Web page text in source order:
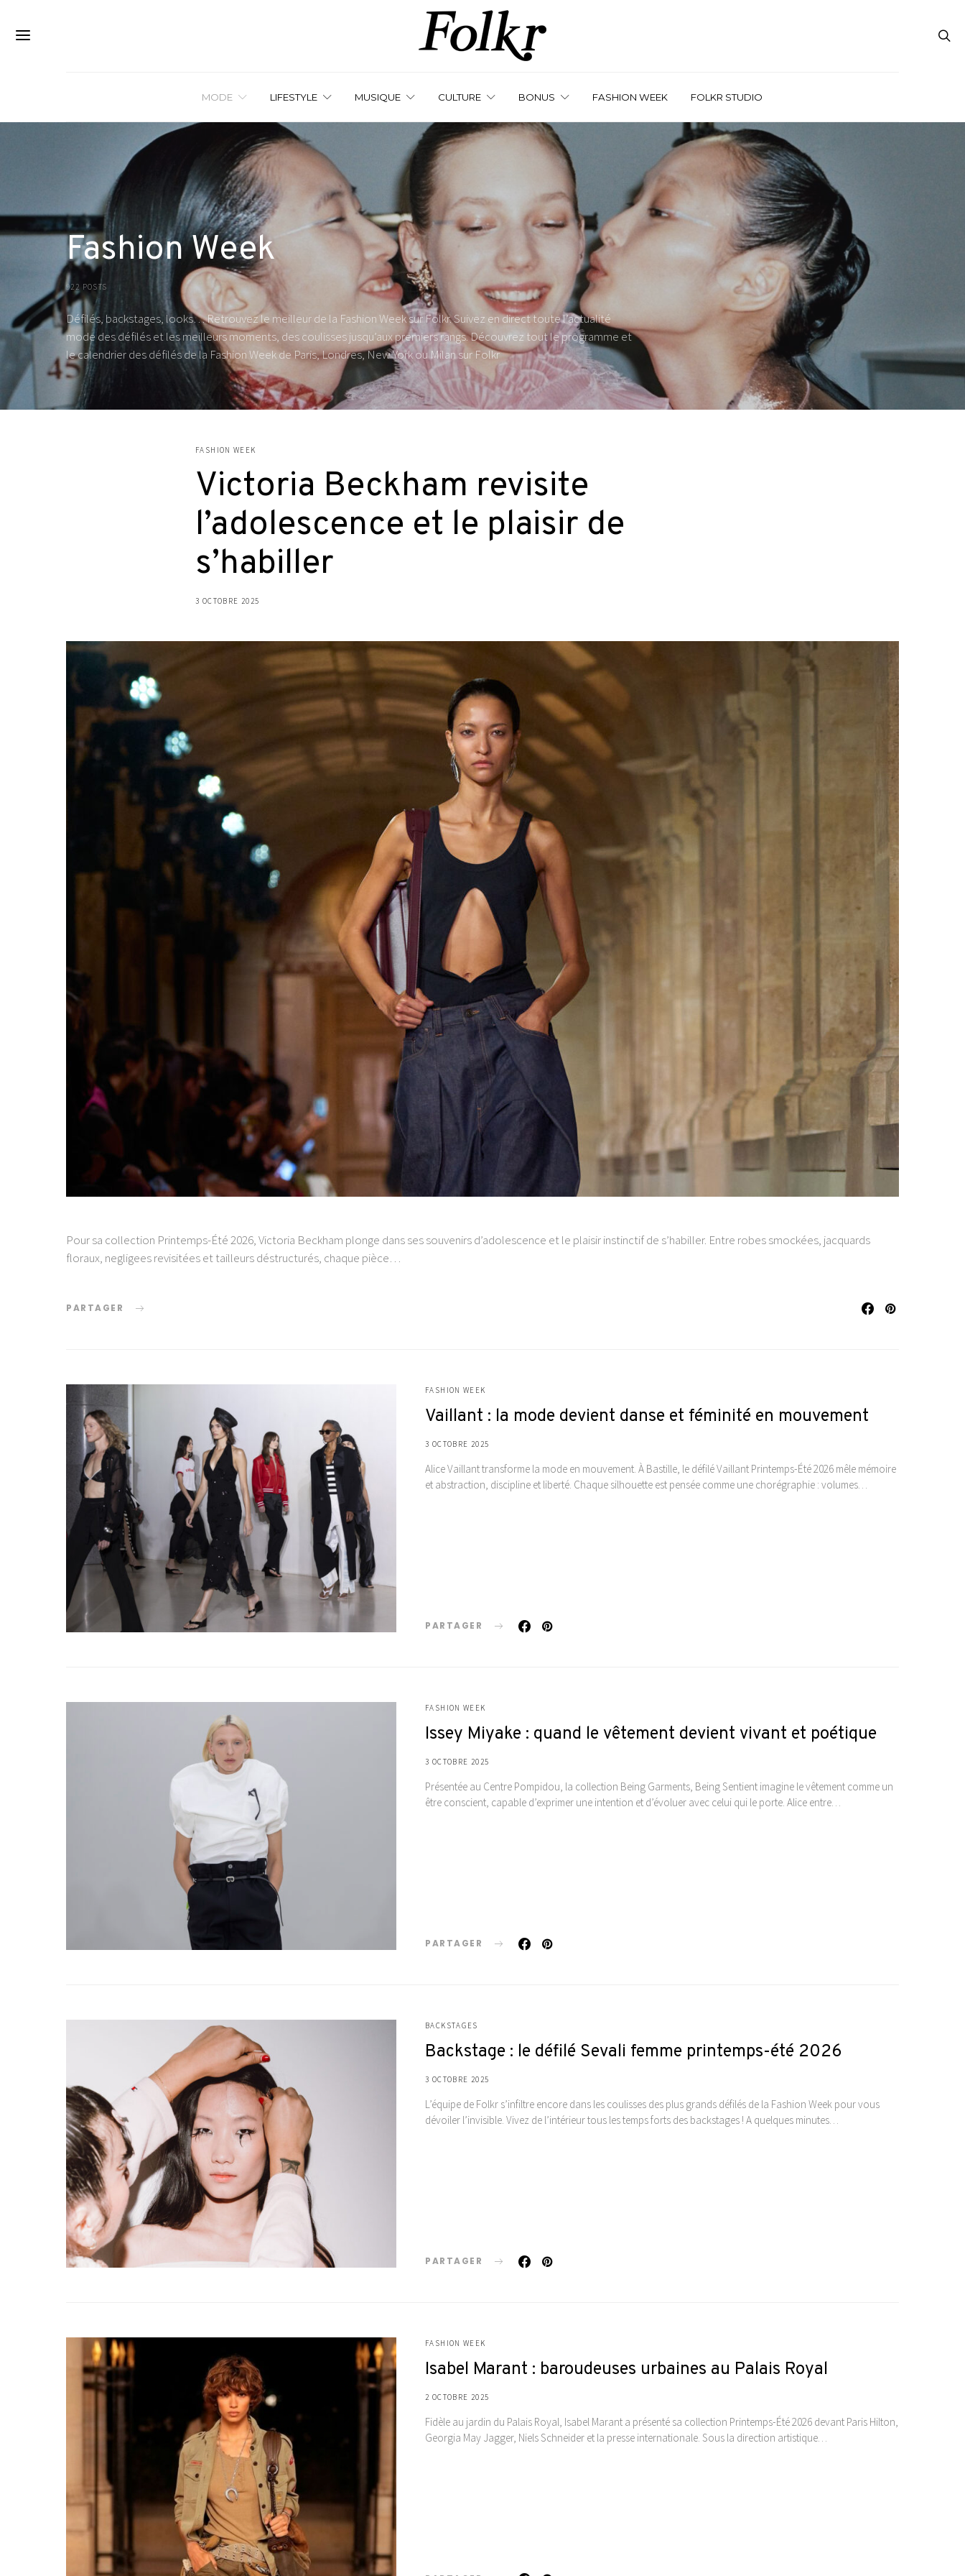
MODE LIFESTYLE MUSIQUE CULTURE BONUS FASHION WEEK FOLKR STUDIO
Fashion Week
922 POSTS
Défilés, backstages, looks… Retrouvez le meilleur de la Fashion Week sur Folkr. Suivez en direct toute l’actualité
mode des défilés et les meilleurs moments, des coulisses jusqu’aux premiers rangs. Découvrez tout le programme et
le calendrier des défilés de la Fashion Week de Paris, Londres, New York ou Milan sur Folkr
FASHION WEEK
Victoria Beckham revisite
l’adolescence et le plaisir de
s’habiller
3 OCTOBRE 2025
Pour sa collection Printemps-Été 2026, Victoria Beckham plonge dans ses souvenirs d’adolescence et le plaisir instinctif de s’habiller. Entre robes smockées, jacquards
floraux, negligees revisitées et tailleurs déstructurés, chaque pièce…
PARTAGER
FASHION WEEK
Vaillant : la mode devient danse et féminité en mouvement
3 OCTOBRE 2025
Alice Vaillant transforme la mode en mouvement. À Bastille, le défilé Vaillant Printemps-Été 2026 mêle mémoire
et abstraction, discipline et liberté. Chaque silhouette est pensée comme une chorégraphie : volumes…
PARTAGER
FASHION WEEK
Issey Miyake : quand le vêtement devient vivant et poétique
3 OCTOBRE 2025
Présentée au Centre Pompidou, la collection Being Garments, Being Sentient imagine le vêtement comme un
être conscient, capable d’exprimer une intention et d’évoluer avec celui qui le porte. Alice entre…
PARTAGER
BACKSTAGES
Backstage : le défilé Sevali femme printemps-été 2026
3 OCTOBRE 2025
L’équipe de Folkr s’infiltre encore dans les coulisses des plus grands défilés de la Fashion Week pour vous
dévoiler l’invisible. Vivez de l’intérieur tous les temps forts des backstages ! A quelques minutes…
PARTAGER
FASHION WEEK
Isabel Marant : baroudeuses urbaines au Palais Royal
2 OCTOBRE 2025
Fidèle au jardin du Palais Royal, Isabel Marant a présenté sa collection Printemps-Été 2026 devant Paris Hilton,
Georgia May Jagger, Niels Schneider et la presse internationale. Sous la direction artistique…